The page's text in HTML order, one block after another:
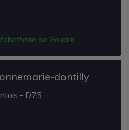
de Gouaix
dontilly
- D75